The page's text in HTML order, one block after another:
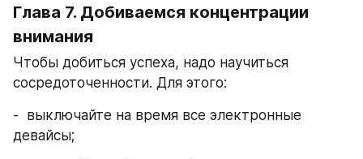
Глава 7. Добиваемся концентрации
внимания
Чтобы добиться успеха, надо научиться
сосредоточенности. Для этого:
-  выключайте на время все электронные
девайсы;